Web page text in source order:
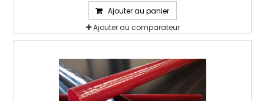
Ajouter au panier
Ajouter au comparateur